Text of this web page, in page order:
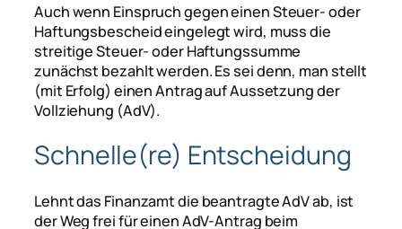
Auch wenn Einspruch gegen einen Steuer- oder
Haftungsbescheid eingelegt wird, muss die
streitige Steuer- oder Haftungssumme
zunächst bezahlt werden. Es sei denn, man stellt
(mit Erfolg) einen Antrag auf Aussetzung der
Vollziehung (AdV).
Schnelle(re) Entscheidung
Lehnt das Finanzamt die beantragte AdV ab, ist
der Weg frei für einen AdV-Antrag beim